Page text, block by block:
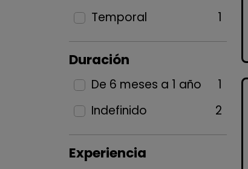
Temporal
1
Duración
De 6 meses a 1 año
1
Indefinido
2
Experiencia